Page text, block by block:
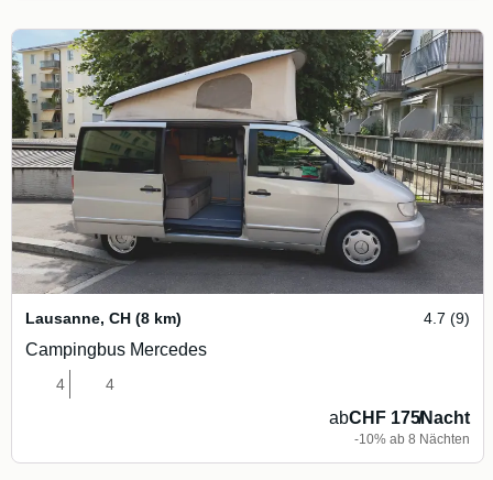
Lausanne, CH (8 km) 4.7 (9)
Campingbus Mercedes
4 4
abCHF 175/Nacht
-10% ab 8 Nächten